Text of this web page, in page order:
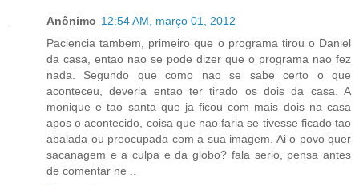
Anônimo 12:54 AM, março 01, 2012
Paciencia tambem, primeiro que o programa tirou o Daniel
da casa, entao nao se pode dizer que o programa nao fez
nada. Segundo que como nao se sabe certo o que
aconteceu, deveria entao ter tirado os dois da casa. A
monique e tao santa que ja ficou com mais dois na casa
apos o acontecido, coisa que nao faria se tivesse ficado tao
abalada ou preocupada com a sua imagem. Ai o povo quer
sacanagem e a culpa e da globo? fala serio, pensa antes
de comentar ne ..